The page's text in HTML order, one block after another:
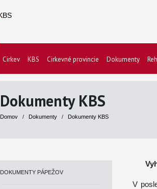
Cirkev KBS Cirkevné provincie Dokumenty
Dokumenty KBS
Domov / Dokumenty / Dokumenty KBS
DOKUMENTY PÁPEŽOV
V